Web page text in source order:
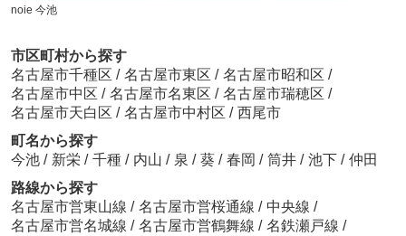
noie 今池
市区町村から探す
名古屋市千種区 / 名古屋市東区 / 名古屋市昭和区 /
名古屋市中区 / 名古屋市名東区 / 名古屋市瑞穂区 /
名古屋市天白区 / 名古屋市中村区 / 西尾市
町名から探す
今池 / 新栄 / 千種 / 内山 / 泉 / 葵 / 春岡 / 筒井 / 池下 / 仲田
路線から探す
名古屋市営東山線 / 名古屋市営桜通線 / 中央線 /
名古屋市営名城線 / 名古屋市営鶴舞線 / 名鉄瀬戸線 /